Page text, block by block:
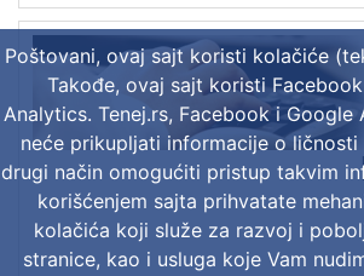
Poštovani, ovaj sajt koristi kolačiće
Takođe, ovaj sajt koristi
Analytics. Tenej.rs, Facebook i Google
neće prikupljati informacije o
drugi način omogućiti pristup takvim
korišćenjem sajta prihvatate
kolačića koji služe za razvoj i
stranice, kao i usluga koje Vam